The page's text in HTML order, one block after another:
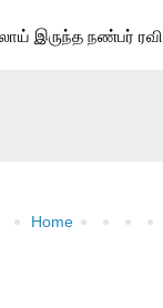
இருந்த நண்பர்
Home